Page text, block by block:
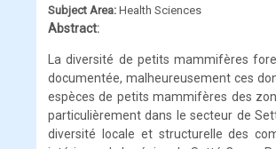
Subject Area: Health Sciences
Abstract:
La diversité de petits mammifères
documentée, malheureusement ces
espèces de petits mammifères des
particulièrement dans le secteur de
diversité locale et structurelle des